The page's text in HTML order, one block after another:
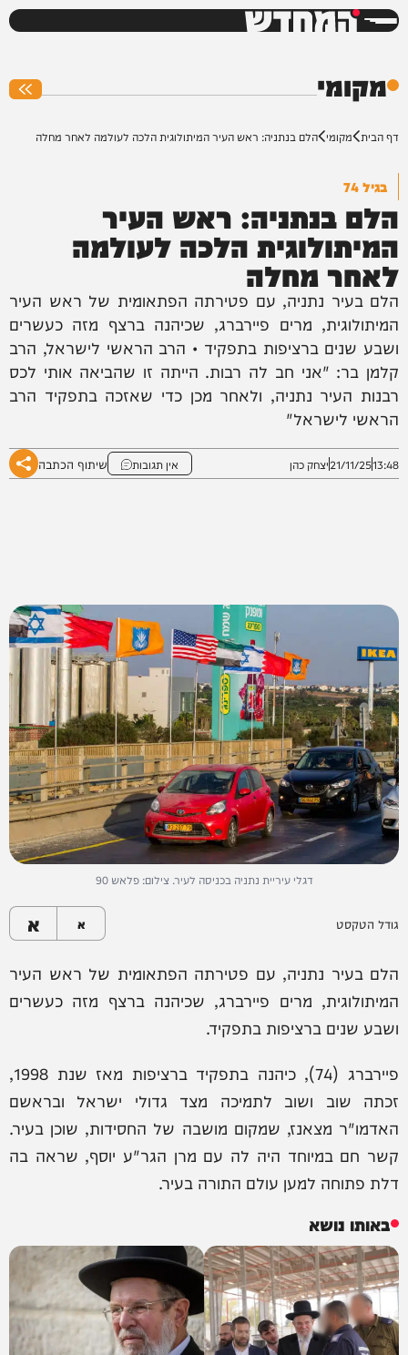
המחדש
מקומי
דף הבית מקומי הלם בנתניה: ראש העיר המיתולוגית הלכה לעולמה לאחר מחלה
בגיל 74
הלם בנתניה: ראש העיר
המיתולוגית הלכה לעולמה
לאחר מחלה
הלם בעיר נתניה, עם פטירתה הפתאומית של ראש העיר
המיתולוגית, מרים פיירברג, שכיהנה ברצף מזה כעשרים
ושבע שנים ברציפות בתפקיד • הרב הראשי לישראל, הרב
קלמן בר: "אני חב לה רבות. הייתה זו שהביאה אותי לכס
רבנות העיר נתניה, ולאחר מכן כדי שאזכה בתפקיד הרב
הראשי לישראל"
13:48
21/11/25יצחק כהן אין תגובות שיתוף הכתבה
דגלי עיריית נתניה בכניסה לעיר. צילום: פלאש 90
גודל הטקסט א א
הלם בעיר נתניה, עם פטירתה הפתאומית של ראש העיר
המיתולוגית, מרים פיירברג, שכיהנה ברצף מזה כעשרים
ושבע שנים ברציפות בתפקיד.
פיירברג (74), כיהנה בתפקיד ברציפות מאז שנת 1998,
זכתה שוב ושוב לתמיכה מצד גדולי ישראל ובראשם
האדמו"ר מצאנז, שמקום מושבה של החסידות, שוכן בעיר.
קשר חם במיוחד היה לה עם מרן הגר"ע יוסף, שראה בה
דלת פתוחה למען עולם התורה בעיר.
באותו נושא